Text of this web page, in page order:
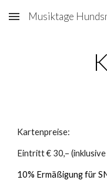
Skip to main content
Musiktage
Kartenpreise:
Eintritt € 30,–
10% Ermäßigung für